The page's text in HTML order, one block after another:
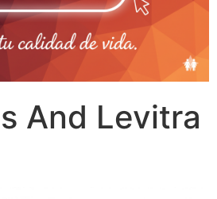
And Levitra